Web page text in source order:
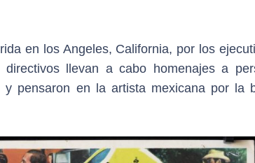
en los Angeles, California, por los
llevan a cabo homenajes a
pensaron en la artista mexicana por la